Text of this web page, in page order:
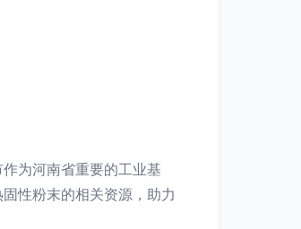
为河南省重要的工业基
性粉末的相关资源，助力